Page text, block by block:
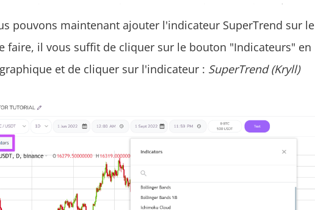
pouvons maintenant ajouter l'indicateur SuperTrend sur le
faire, il vous suffit de cliquer sur le bouton "Indicateurs" en
et de cliquer sur l'indicateur : SuperTrend (Kryll)